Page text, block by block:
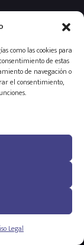
como las cookies para
de estas
de navegación o
el consentimiento,
Legal
y sus familias.